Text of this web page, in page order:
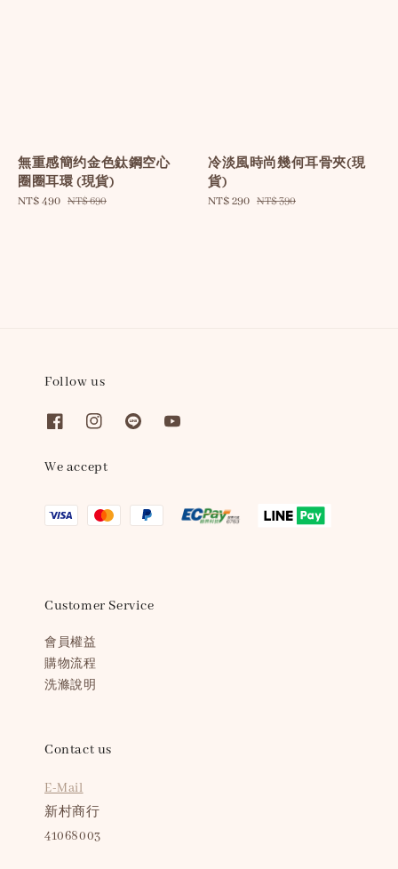
無重感簡约金色鈦鋼空心
圈圈耳環 (現貨)
Sale
NT$ 490 Regular
NT$ 690
冷淡風時尚幾何耳骨夾(現
貨)
Sale
NT$ 290 Regular
NT$ 390
Follow us
We accept
Customer Service
會員權益
購物流程
洗滌說明
Contact us
E-Mail
新村商行
41068003